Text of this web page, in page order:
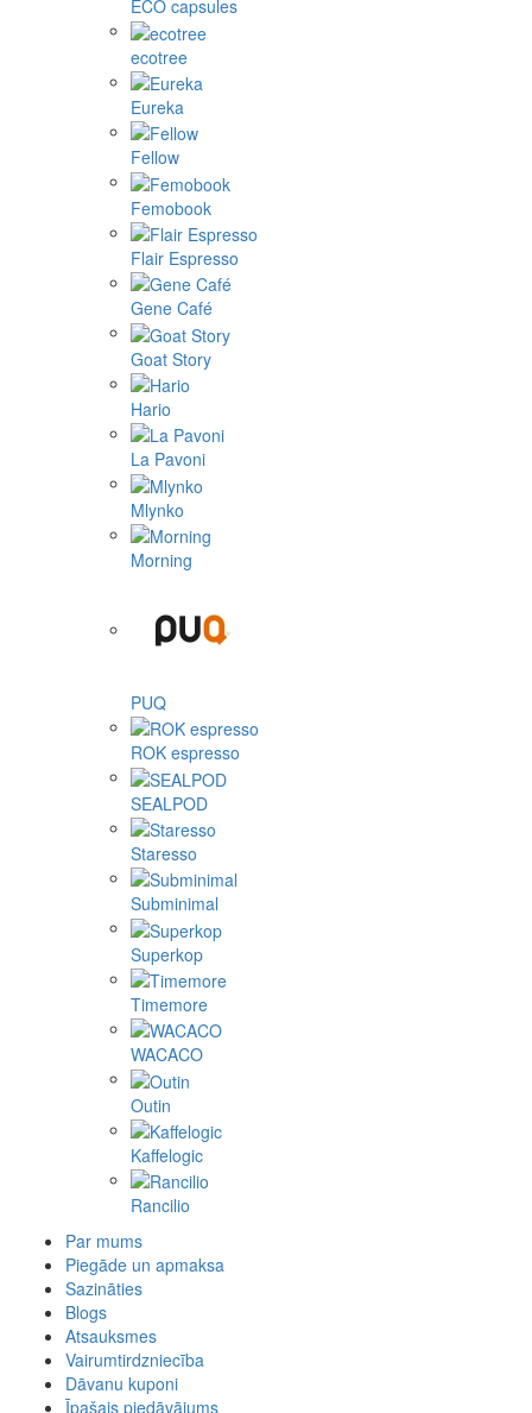
ECO capsules
ecotree
Eureka
Fellow
Femobook
Flair Espresso
Gene Café
Goat Story
Hario
La Pavoni
Mlynko
Morning
PUQ
ROK espresso
SEALPOD
Staresso
Subminimal
Superkop
Timemore
WACACO
Outin
Kaffelogic
Rancilio
Par mums
Piegāde un apmaksa
Sazināties
Blogs
Atsauksmes
Vairumtirdzniecība
Dāvanu kuponi
Īpašais piedāvājums